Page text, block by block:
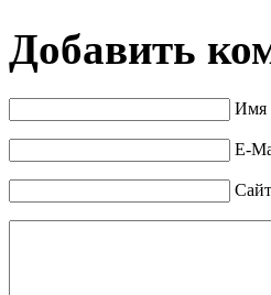
Добавить
Имя
E-
Сайт